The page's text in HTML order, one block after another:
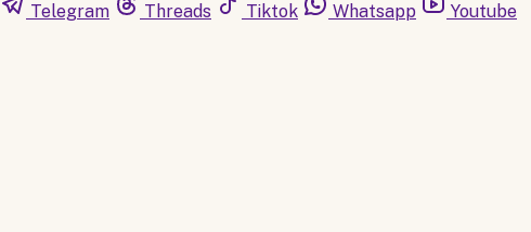
Telegram Threads Tiktok Whatsapp Youtube